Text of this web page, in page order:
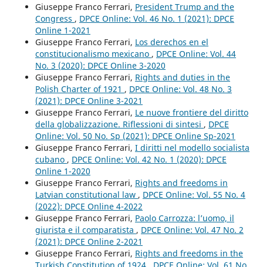
Giuseppe Franco Ferrari, President Trump and the
Congress , DPCE Online: Vol. 46 No. 1 (2021): DPCE
Online 1-2021
Giuseppe Franco Ferrari, Los derechos en el
constitucionalismo mexicano , DPCE Online: Vol. 44
No. 3 (2020): DPCE Online 3-2020
Giuseppe Franco Ferrari, Rights and duties in the
Polish Charter of 1921 , DPCE Online: Vol. 48 No. 3
(2021): DPCE Online 3-2021
Giuseppe Franco Ferrari, Le nuove frontiere del diritto
della globalizzazione. Riflessioni di sintesi , DPCE
Online: Vol. 50 No. Sp (2021): DPCE Online Sp-2021
Giuseppe Franco Ferrari, I diritti nel modello socialista
cubano , DPCE Online: Vol. 42 No. 1 (2020): DPCE
Online 1-2020
Giuseppe Franco Ferrari, Rights and freedoms in
Latvian constitutional law , DPCE Online: Vol. 55 No. 4
(2022): DPCE Online 4-2022
Giuseppe Franco Ferrari, Paolo Carrozza: l’uomo, il
giurista e il comparatista , DPCE Online: Vol. 47 No. 2
(2021): DPCE Online 2-2021
Giuseppe Franco Ferrari, Rights and freedoms in the
Turkish Constitution of 1924
DPCE Online: Vol. 61 No.